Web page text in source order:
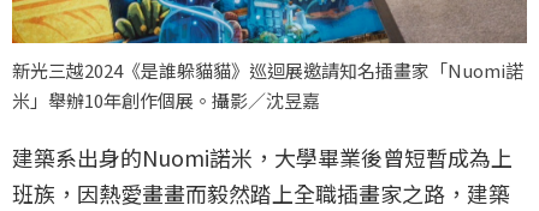
新光三越2024《是誰躲貓貓》巡迴展邀請知名插畫家「Nuomi諾
米」舉辦10年創作個展。攝影／沈昱嘉
建築系出身的Nuomi諾米，大學畢業後曾短暫成為上
班族，因熱愛畫畫而毅然踏上全職插畫家之路，建築